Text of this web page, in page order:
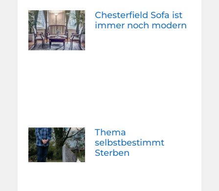
Chesterfield Sofa ist
immer noch modern
Thema
selbstbestimmt
Sterben